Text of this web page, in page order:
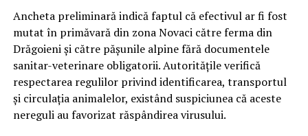
Ancheta preliminară indică faptul că efectivul ar fi fost
mutat în primăvară din zona Novaci către ferma din
Drăgoieni și către pășunile alpine fără documentele
sanitar-veterinare obligatorii. Autoritățile verifică
respectarea regulilor privind identificarea, transportul
și circulația animalelor, existând suspiciunea că aceste
nereguli au favorizat răspândirea virusului.